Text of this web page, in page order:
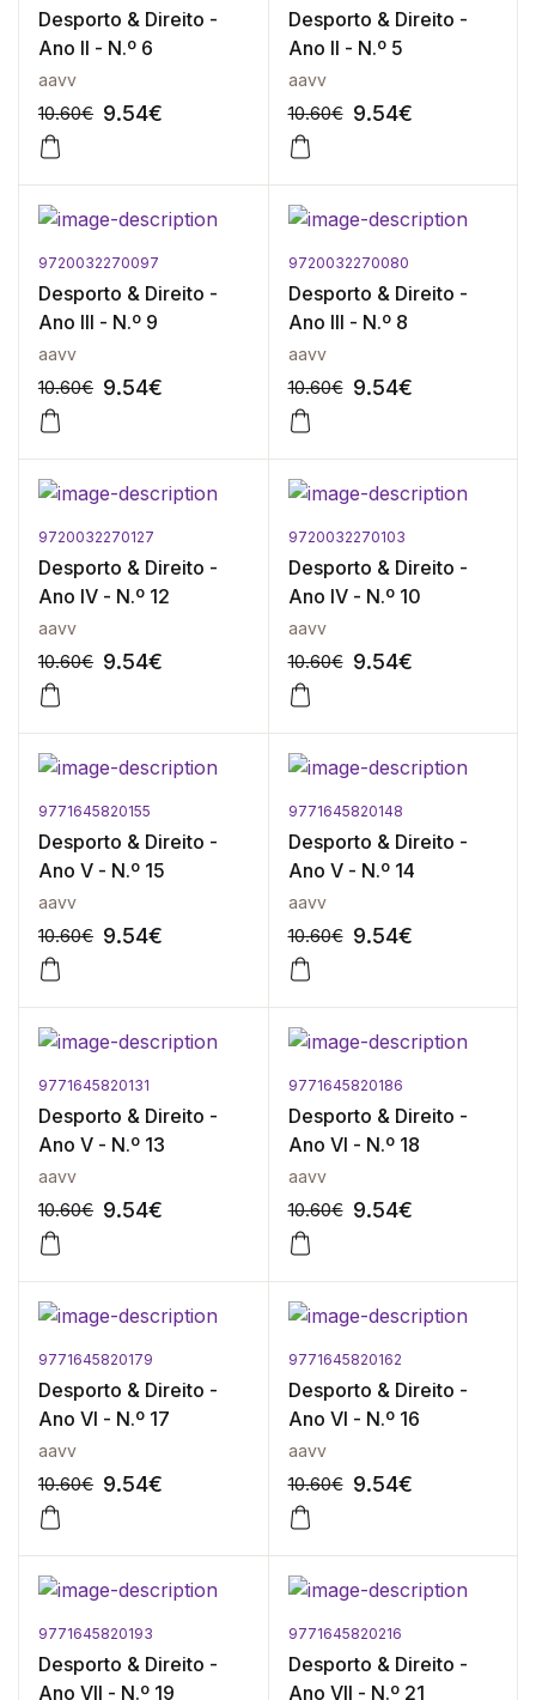
Desporto & Direito -
Ano II - N.º 6
aavv
10.60€ 9.54€
Desporto & Direito -
Ano II - N.º 5
aavv
10.60€ 9.54€
9720032270097
Desporto & Direito -
Ano III - N.º 9
aavv
10.60€ 9.54€
9720032270080
Desporto & Direito -
Ano III - N.º 8
aavv
10.60€ 9.54€
9720032270127
Desporto & Direito -
Ano IV - N.º 12
aavv
10.60€ 9.54€
9720032270103
Desporto & Direito -
Ano IV - N.º 10
aavv
10.60€ 9.54€
9771645820155
Desporto & Direito -
Ano V - N.º 15
aavv
10.60€ 9.54€
9771645820148
Desporto & Direito -
Ano V - N.º 14
aavv
10.60€ 9.54€
9771645820131
Desporto & Direito -
Ano V - N.º 13
aavv
10.60€ 9.54€
9771645820186
Desporto & Direito -
Ano VI - N.º 18
aavv
10.60€ 9.54€
9771645820179
Desporto & Direito -
Ano VI - N.º 17
aavv
10.60€ 9.54€
9771645820162
Desporto & Direito -
Ano VI - N.º 16
aavv
10.60€ 9.54€
9771645820193
Desporto & Direito -
Ano VII - N.º 19
9771645820216
Desporto & Direito -
Ano VII - N.º 21